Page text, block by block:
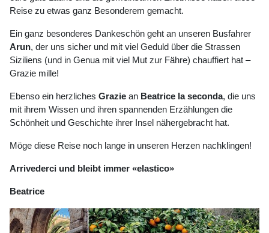
Reise zu etwas ganz Besonderem gemacht.
Ein ganz besonderes Dankeschön geht an unseren Busfahrer
Arun, der uns sicher und mit viel Geduld über die Strassen
Siziliens (und in Genua mit viel Mut zur Fähre) chauffiert hat –
Grazie mille!
Ebenso ein herzliches Grazie an Beatrice la seconda, die uns
mit ihrem Wissen und ihren spannenden Erzählungen die
Schönheit und Geschichte ihrer Insel nähergebracht hat.
Möge diese Reise noch lange in unseren Herzen nachklingen!
Arrivederci und bleibt immer «elastico»
Beatrice